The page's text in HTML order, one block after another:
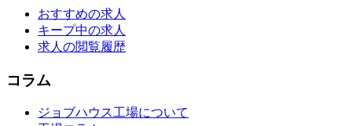
おすすめの求人
キープ中の求人
求人の閲覧履歴
コラム
ジョブハウス工場について